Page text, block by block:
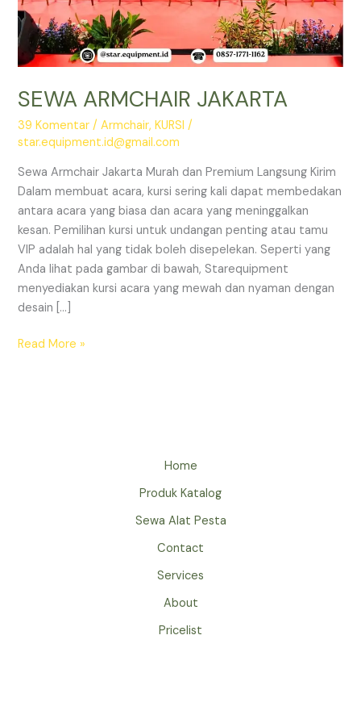
SEWA ARMCHAIR JAKARTA
39 Komentar /Armchair,KURSI /
star.equipment.id@gmail.com
Sewa Armchair Jakarta Murah dan Premium Langsung Kirim
Dalam membuat acara, kursi sering kali dapat membedakan
antara acara yang biasa dan acara yang meninggalkan
kesan. Pemilihan kursi untuk undangan penting atau tamu
VIP adalah hal yang tidak boleh disepelekan. Seperti yang
Anda lihat pada gambar di bawah, Starequipment
menyediakan kursi acara yang mewah dan nyaman dengan
desain […]
SEWA
Read More »
Home
Produk Katalog
Sewa Alat Pesta
Contact
Services
About
Pricelist